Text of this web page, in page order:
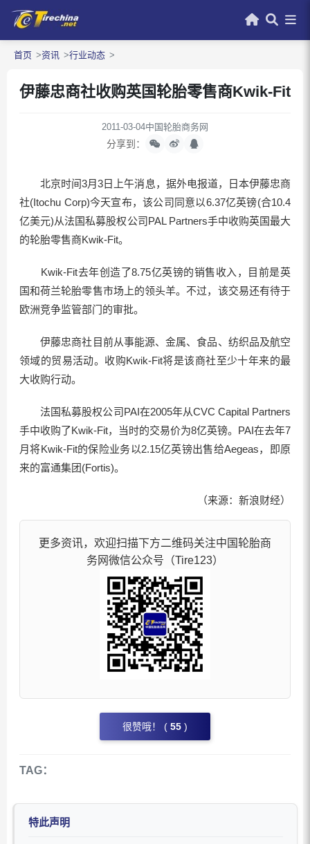
首页 资讯 行业动态
伊藤忠商社收购英国轮胎零售商Kwik-Fit
2011-03-04中国轮胎商务网
分享到：
北京时间3月3日上午消息，据外电报道，日本伊藤忠商
社(Itochu Corp)今天宣布，该公司同意以6.37亿英镑(合10.4
亿美元)从法国私募股权公司PAL Partners手中收购英国最大
的轮胎零售商Kwik-Fit。
Kwik-Fit去年创造了8.75亿英镑的销售收入，目前是英
国和荷兰轮胎零售市场上的领头羊。不过，该交易还有待于
欧洲竞争监管部门的审批。
伊藤忠商社目前从事能源、金属、食品、纺织品及航空
领域的贸易活动。收购Kwik-Fit将是该商社至少十年来的最
大收购行动。
法国私募股权公司PAI在2005年从CVC Capital Partners
手中收购了Kwik-Fit，当时的交易价为8亿英镑。PAI在去年7
月将Kwik-Fit的保险业务以2.15亿英镑出售给Aegeas，即原
来的富通集团(Fortis)。
（来源：新浪财经）
更多资讯，欢迎扫描下方二维码关注中国轮胎商
务网微信公众号（Tire123）
很赞哦！ ( 55 )
TAG：
特此声明